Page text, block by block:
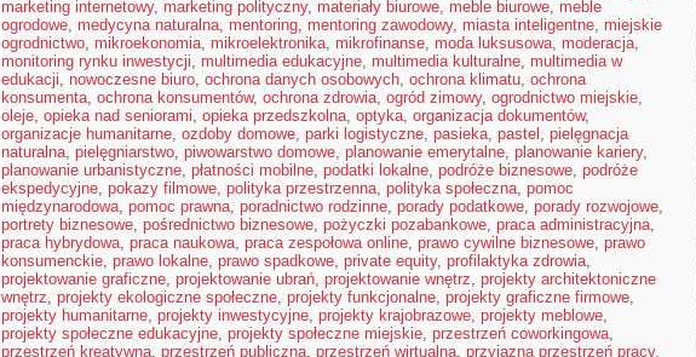
marketing internetowy, marketing polityczny, materiały biurowe, meble biurowe, meble
ogrodowe, medycyna naturalna, mentoring, mentoring zawodowy, miasta inteligentne, miejskie
ogrodnictwo, mikroekonomia, mikroelektronika, mikrofinanse, moda luksusowa, moderacja,
monitoring rynku inwestycji, multimedia edukacyjne, multimedia kulturalne, multimedia w
edukacji, nowoczesne biuro, ochrona danych osobowych, ochrona klimatu, ochrona
konsumenta, ochrona konsumentów, ochrona zdrowia, ogród zimowy, ogrodnictwo miejskie,
oleje, opieka nad seniorami, opieka przedszkolna, optyka, organizacja dokumentów,
organizacje humanitarne, ozdoby domowe, parki logistyczne, pasieka, pastel , pielęgnacja
naturalna, pielęgniarstwo, piwowarstwo domowe, planowanie emerytalne, planowanie kariery,
planowanie urbanistyczne, płatności mobilne, podatki lokalne, podróże biznesowe, podróże
ekspedycyjne, pokazy filmowe, polityka przestrzenna, polityka społeczna, pomoc
międzynarodowa, pomoc prawna, poradnictwo rodzinne, porady podatkowe, porady rozwojowe,
portrety biznesowe, pośrednictwo biznesowe, pożyczki pozabankowe, praca administracyjna,
praca hybrydowa, praca naukowa, praca zespołowa online, prawo cywilne biznesowe, prawo
konsumenckie, prawo lokalne, prawo spadkowe, private equity, profilaktyka zdrowia,
projektowanie graficzne, projektowanie ubrań, projektowanie wnętrz, projekty architektoniczne
wnętrz, projekty ekologiczne społeczne, projekty funkcjonalne, projekty graficzne firmowe,
projekty humanitarne, projekty inwestycyjne, projekty krajobrazowe, projekty meblowe,
projekty społeczne edukacyjne, projekty społeczne miejskie, przestrzeń coworkingowa,
przestrzeń kreatywna, przestrzeń publiczna, przestrzeń wirtualna, przyjazna przestrzeń pracy,